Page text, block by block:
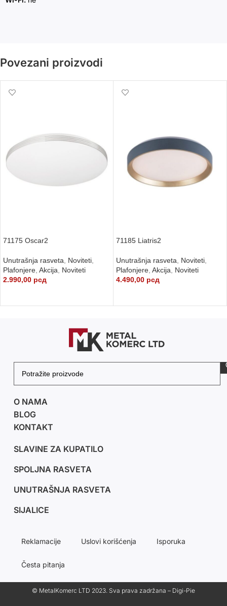
Povezani proizvodi
71175 Oscar2
Unutrašnja rasveta Noviteti
Plafonjere Akcija
Noviteti
2.990,00 рсд
71185 Liatris2
Unutrašnja rasveta Noviteti
Plafonjere Akcija
Noviteti
4.490,00 рсд
O NAMA
BLOG
KONTAKT
SLAVINE ZA KUPATILO
SPOLJNA RASVETA
UNUTRAŠNJA RASVETA
SIJALICE
Reklamacije Uslovi korišćenja Isporuka
Česta pitanja
© MetalKomerc LTD 2023. Sva prava zadržana – Digi-Pie